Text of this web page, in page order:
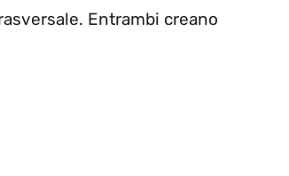
Entrambi creano